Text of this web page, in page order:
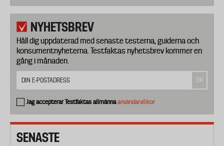
NYHETSBREV
Håll dig uppdaterad med senaste testerna, guiderna och
konsumentnyheterna. Testfaktas nyhetsbrev kommer en
gång i månaden.
Jag accepterar Testfaktas allmännaanvändarvillkor
SENASTE